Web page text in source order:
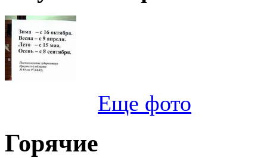
Еще фото
Горячие